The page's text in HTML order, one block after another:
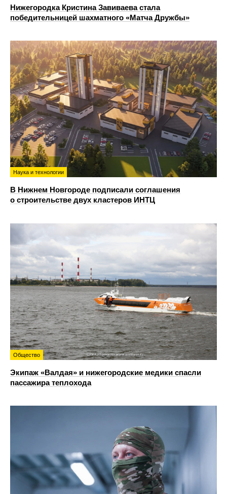
Нижегородка Кристина Завиваева стала
победительницей шахматного «Матча Дружбы»
Наука и технологии
В Нижнем Новгороде подписали соглашения
о строительстве двух кластеров ИНТЦ
Общество
Экипаж «Валдая» и нижегородские медики спасли
пассажира теплохода